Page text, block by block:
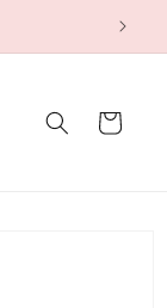
Handlekurv